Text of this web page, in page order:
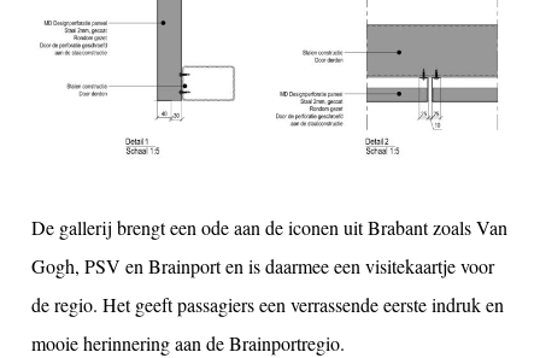
De gallerij brengt een ode aan de iconen uit Brabant zoals Van
Gogh, PSV en Brainport en is daarmee een visitekaartje voor
de regio. Het geeft passagiers een verrassende eerste indruk en
mooie herinnering aan de Brainportregio.